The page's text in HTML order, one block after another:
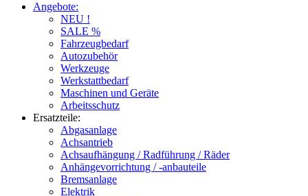
Angebote:
NEU !
SALE %
Fahrzeugbedarf
Autozubehör
Werkzeuge
Werkstattbedarf
Maschinen und Geräte
Arbeitsschutz
Ersatzteile:
Abgasanlage
Achsantrieb
Achsaufhängung / Radführung / Räder
Anhängevorrichtung / -anbauteile
Bremsanlage
Elektrik